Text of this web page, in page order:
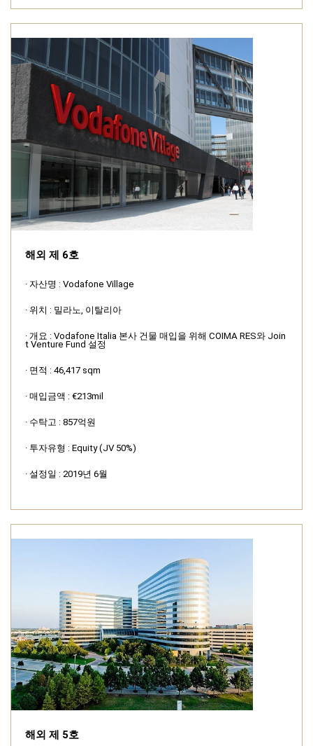
해외 제 6호
· 자산명 : Vodafone Village
· 위치 : 밀라노, 이탈리아
· 개요 : Vodafone Italia 본사 건물 매입을 위해 COIMA RES와 Join
t Venture Fund 설정
· 면적 : 46,417 sqm
· 매입금액 : €213mil
· 수탁고 : 857억원
· 투자유형 : Equity (JV 50%)
· 설정일 : 2019년 6월
해외 제 5호